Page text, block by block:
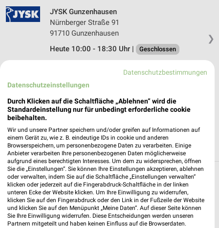
❯
JYSK Gunzenhausen
Nürnberger Straße 91
91710 Gunzenhausen
Heute 10:00 - 18:30 Uhr |
Geschlossen
Dieselstraße 5
86368 Gersthofen / Augsburg
Heute 10:00 - 19:00 Uhr | Geschlossen
489,32 km • Angebote: 2 Prospekte
Möbel & Wohnen Angebote und Prospekte für
Buchdorf
18 Prospekte
Datenschutzbestimmungen
Datenschutzeinstellungen
Durch Klicken auf die Schaltfläche „Ablehnen“ wird die
Standardeinstellung nur für unbedingt erforderliche cookie
beibehalten.
Wir und unsere Partner speichern und/oder greifen auf Informationen auf
einem Gerät zu, wie z. B. eindeutige IDs in cookie und anderen
Browserspeichern, um personenbezogene Daten zu verarbeiten. Einige
Anbieter verarbeiten Ihre personenbezogenen Daten möglicherweise
aufgrund eines berechtigten Interesses. Um dem zu widersprechen, öffnen
Sie die „Einstellungen“. Sie können Ihre Einstellungen akzeptieren, ablehnen
oder verwalten, indem Sie auf die Schaltfläche „Einstellungen verwalten“
klicken oder jederzeit auf die Fingerabdruck-Schaltfläche in der linken
unteren Ecke der Website klicken. Um Ihre Einwilligung zu widerrufen,
klicken Sie auf den Fingerabdruck oder den Link in der Fußzeile der Website
und klicken Sie auf den Menüpunkt „Meine Daten“. Auf dieser Seite können
Sie Ihre Einwilligung widerrufen. Diese Entscheidungen werden unseren
Partnern mitgeteilt und haben keinen Einfluss auf die Browserdaten.